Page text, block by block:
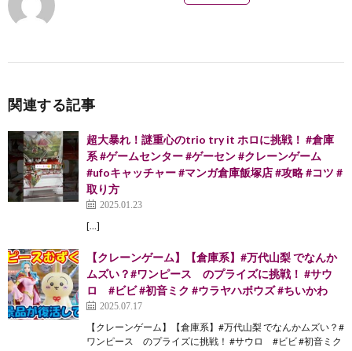
関連する記事
超大暴れ！謎重心のtrio try it ホロに挑戦！ #倉庫
系 #ゲームセンター #ゲーセン #クレーンゲーム
#ufoキャッチャー #マンガ倉庫飯塚店 #攻略 #コツ #
取り方
2025.01.23
[…]
【クレーンゲーム】【倉庫系】#万代山梨 でなんか
ムズい？#ワンピース のプライズに挑戦！ #サウ
ロ #ビビ #初音ミク #ウラヤハボウズ #ちいかわ
2025.07.17
【クレーンゲーム】【倉庫系】#万代山梨 でなんかムズい？#
ワンピース のプライズに挑戦！ #サウロ #ビビ #初音ミク